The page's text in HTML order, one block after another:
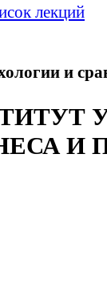
лекций
и
И